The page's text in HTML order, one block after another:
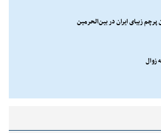
پرچم زیبای ایران در بین‌الحرمین
زوال